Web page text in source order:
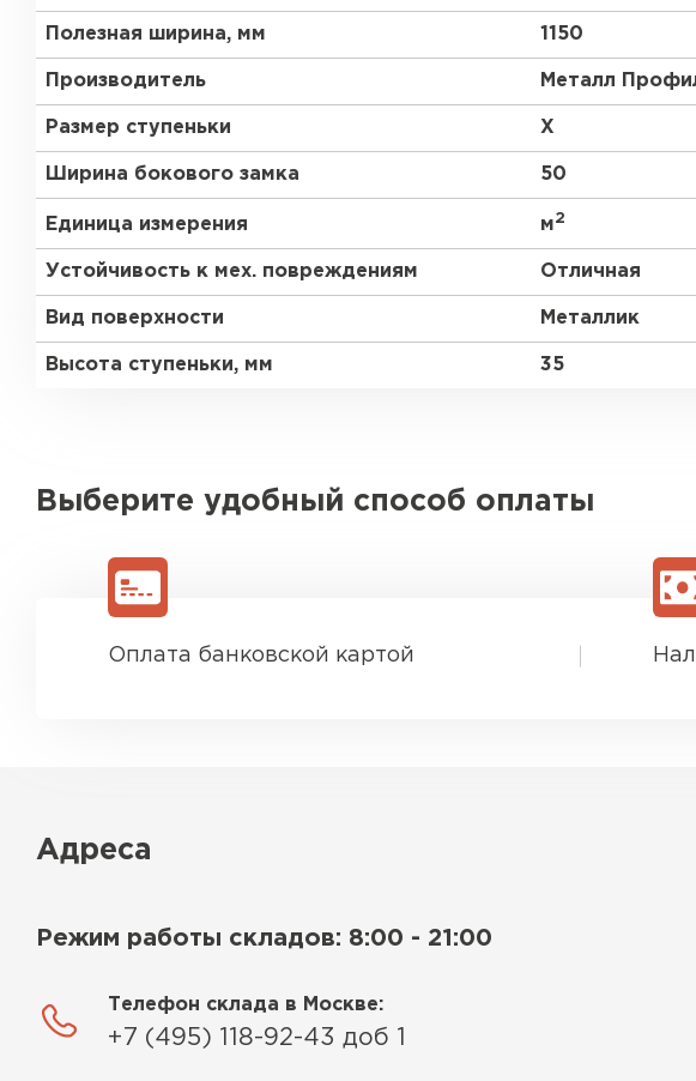
Полезная ширина, мм 1150
Производитель Металл
Размер ступеньки X
Ширина бокового замка 50
Единица измерения м2
Устойчивость к мех. повреждениям Отличная
Вид поверхности Металлик
Высота ступеньки, мм 35
Выберите удобный способ оплаты
Оплата банковской картой
Адреса
Режим работы складов: 8:00 - 21:00
Телефон склада в Москве:
+7 (495) 118-92-43 доб 1